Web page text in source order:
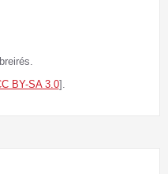
BY-SA 3.0].